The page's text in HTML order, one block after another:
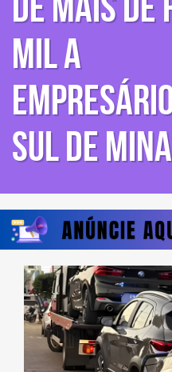
mil a
Sul de